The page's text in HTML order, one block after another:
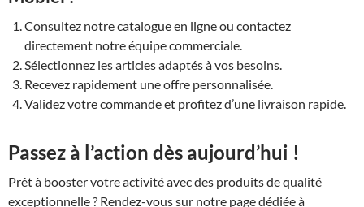
Consultez notre catalogue en ligne ou contactez
directement notre équipe commerciale.
Sélectionnez les articles adaptés à vos besoins.
Recevez rapidement une offre personnalisée.
Validez votre commande et profitez d’une livraison rapide.
Passez à l’action dès aujourd’hui !
Prêt à booster votre activité avec des produits de qualité
exceptionnelle ? Rendez-vous sur notre page dédiée à